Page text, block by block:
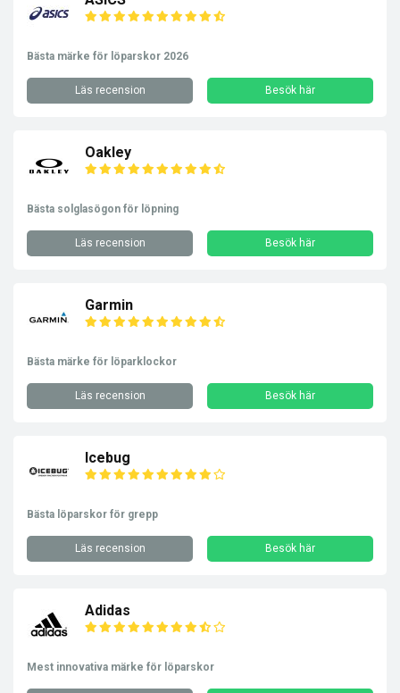
Bästa märke för löparskor 2026
Läs recension Besök här
Oakley
Bästa solglasögon för löpning
Läs recension Besök här
Garmin
Bästa märke för löparklockor
Läs recension Besök här
Icebug
Bästa löparskor för grepp
Läs recension Besök här
Adidas
Mest innovativa märke för löparskor